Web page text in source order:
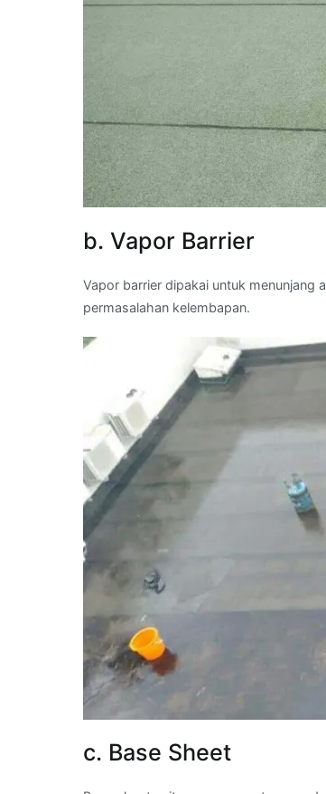
b. Vapor Barrier
Vapor barrier dipakai untuk menunjang
permasalahan kelembapan.
c. Base Sheet